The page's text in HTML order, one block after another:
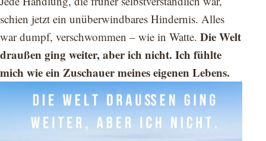
schien jetzt ein unüberwindbares Hindernis. Alles
war dumpf, verschwommen – wie in Watte. Die Welt
draußen ging weiter, aber ich nicht. Ich fühlte
mich wie ein Zuschauer meines eigenen Lebens.